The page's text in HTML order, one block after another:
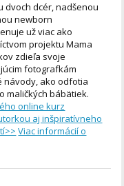
dvoch dcér, nadšenou
newborn
už viac ako
projektu Mama
zdieľa svoje
fotografkám
návody, ako odfotia
maličkých bábätiek.
online kurz
aj inšpiratívneho
Viac informácií o